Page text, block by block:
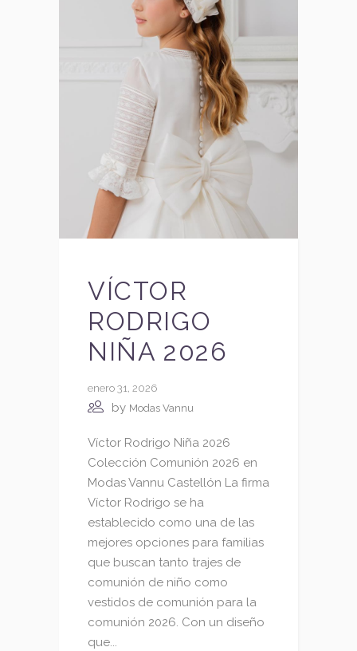
VÍCTOR
RODRIGO
NIÑA 2026
enero 31, 2026
by Modas Vannu
Víctor Rodrigo Niña 2026
Colección Comunión 2026 en
Modas Vannu Castellón La firma
Víctor Rodrigo se ha
establecido como una de las
mejores opciones para familias
que buscan tanto trajes de
comunión de niño como
vestidos de comunión para la
comunión 2026. Con un diseño
que...